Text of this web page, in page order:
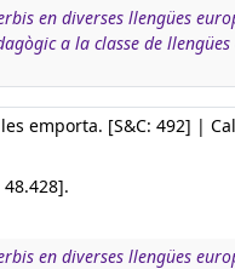
en diverses llengües
a la classe de
emporta. [S&C: 492] |
en diverses llengües